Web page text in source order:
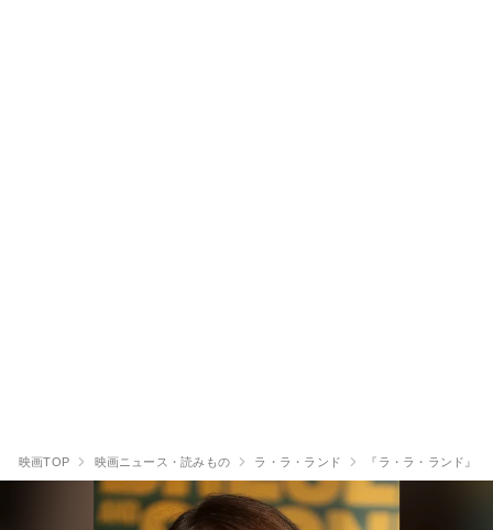
映画TOP 映画ニュース・読みもの ラ・ラ・ランド 『ラ・ラ・ランド』